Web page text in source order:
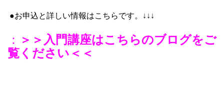
●お申込と詳しい情報はこちらです。↓↓↓
： ＞＞入門講座はこちらのブログをご
覧ください＜＜